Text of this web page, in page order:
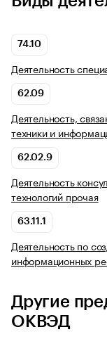
74.10
Деятельность
62.09
Деятельность,
техники и
62.02.9
Деятельность
технологий прочая
63.11.1
Деятельность по
информационных
Другие
ОКВЭД